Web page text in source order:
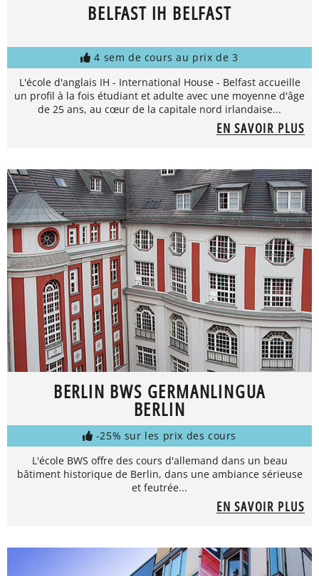
BELFAST IH BELFAST
4 sem de cours au prix de 3
L'école d'anglais IH - International House - Belfast accueille
un profil à la fois étudiant et adulte avec une moyenne d'âge
de 25 ans, au cœur de la capitale nord irlandaise...
EN SAVOIR PLUS
BERLIN BWS GERMANLINGUA
BERLIN
-25% sur les prix des cours
L'école BWS offre des cours d'allemand dans un beau
bâtiment historique de Berlin, dans une ambiance sérieuse
et feutrée...
EN SAVOIR PLUS